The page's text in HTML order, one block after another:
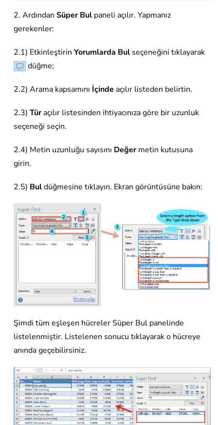
2. Ardından Süper Bul paneli açılır. Yapmanız
gerekenler:
2.1) Etkinleştirin Yorumlarda Bul seçeneğini tıklayarak
düğme;
2.2) Arama kapsamını İçinde açılır listeden belirtin.
2.3) Türaçılır listesinden ihtiyacınıza göre bir uzunluk
seçeneği seçin.
2.4) Metin uzunluğu sayısını Değermetin kutusuna
girin.
2.5) Buldüğmesine tıklayın. Ekran görüntüsüne bakın:
Şimdi tüm eşleşen hücreler Süper Bul panelinde
listelenmiştir. Listelenen sonucu tıklayarak o hücreye
anında geçebilirsiniz.